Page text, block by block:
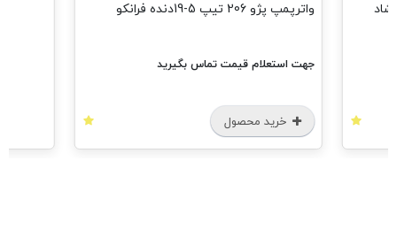
دو سرگشاد واترپمپ پژو 206 تیپ 5-19دنده فرانکو
جهت استعلام قیمت تماس بگیرید
خرید محصول